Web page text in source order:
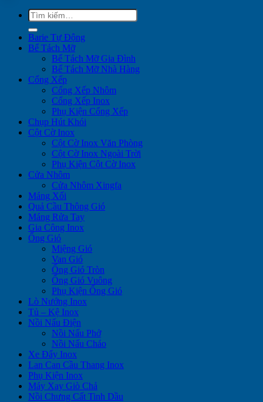
Tìm
kiếm:
Barie Tự Động
Bể Tách Mỡ
Bể Tách Mỡ Gia Đình
Bể Tách Mỡ Nhà Hàng
Cổng Xếp
Cổng Xếp Nhôm
Cổng Xếp Inox
Phụ Kiện Cổng Xếp
Chụp Hút Khói
Cột Cờ Inox
Cột Cờ Inox Văn Phòng
Cột Cờ Inox Ngoài Trời
Phụ Kiện Cột Cờ Inox
Cửa Nhôm
Cửa Nhôm Xingfa
Máng Xối
Quả Cầu Thông Gió
Máng Rửa Tay
Gia Công Inox
Ống Gió
Miệng Gió
Van Gió
Ống Gió Tròn
Ống Gió Vuông
Phụ Kiện Ống Gió
Lò Nướng Inox
Tủ – Kệ Inox
Nồi Nấu Điện
Nồi Nấu Phở
Nồi Nấu Cháo
Xe Đẩy Inox
Lan Can Cầu Thang Inox
Phụ Kiện Inox
Máy Xay Giò Chả
Nồi Chưng Cất Tinh Dầu